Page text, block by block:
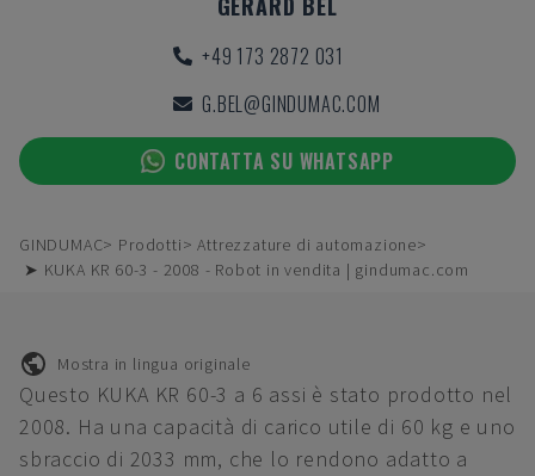
+49 173 2872 031
G.BEL@GINDUMAC.COM
CONTATTA SU WHATSAPP
GINDUMAC Prodotti
Attrezzature di automazione
➤ KUKA KR 60-3 - 2008 - Robot in vendita | gindumac.com
Mostra in lingua originale
Questo KUKA KR 60-3 a 6 assi è stato prodotto nel
2008. Ha una capacità di carico utile di 60 kg e uno
sbraccio di 2033 mm, che lo rendono adatto a